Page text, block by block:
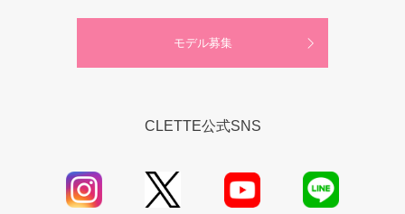
モデル募集
CLETTE公式SNS